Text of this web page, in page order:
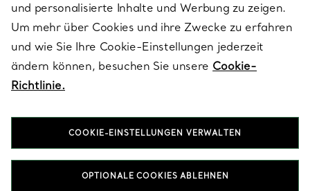
RECHTLICHE HINWEISE
FOLGEN SIE UNS
und personalisierte Inhalte und Werbung zu zeigen.
Um mehr über Cookies und ihre Zwecke zu erfahren
und wie Sie Ihre Cookie-Einstellungen jederzeit
ändern können, besuchen Sie unsere Cookie-
Richtlinie.
COOKIE-EINSTELLUNGEN VERWALTEN
OPTIONALE COOKIES ABLEHNEN